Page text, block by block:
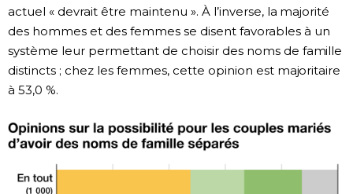
actuel « devrait être maintenu ». À l’inverse, la majorité
des hommes et des femmes se disent favorables à un
système leur permettant de choisir des noms de famille
distincts ; chez les femmes, cette opinion est majoritaire
à 53,0 %.